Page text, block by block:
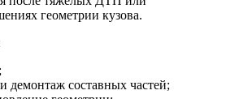
геометрии кузова.
демонтаж составных частей;